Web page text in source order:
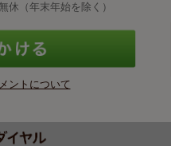
休（年末年始を除く）
ントについて